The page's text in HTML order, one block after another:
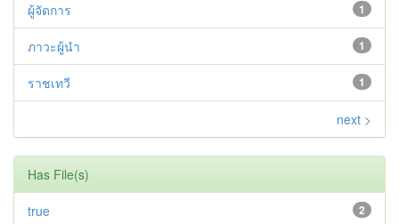
1
ผู้จัดการ
1
ภาวะผู้นำ
1
ราชเทวี
next >
Has File(s)
2
true